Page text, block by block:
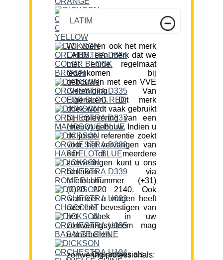
LATIM
Wij voeren ook het merk
LATIM, een merk dat we
met enige regelmaat
tegenkomen bij
gebouwen met een VVE
(Vereniging Van
Eigenaren). Dit merk
doek wordt vaak gebruikt
bij oplevering van een
(nieuw) gebouw. Indien u
de juiste referentie zoekt
voor het vervangen van
één of meerdere
zonweringen kunt u ons
bereiken via
telefoonnummer (+31)
(0)20 220 2140. Ook
wanneer u vragen heeft
over het bevestigen van
het doek in uw
zonweringsysteem mag
u ons bellen.
Ons advies als zonwering professionals: